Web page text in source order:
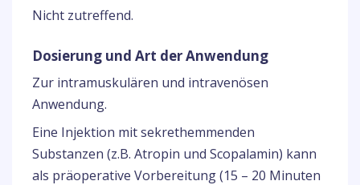
Nicht zutreffend.
Dosierung und Art der Anwendung
Zur intramuskulären und intravenösen
Anwendung.
Eine Injektion mit sekrethemmenden
Substanzen (z.B. Atropin und Scopalamin) kann
als präoperative Vorbereitung (15 – 20 Minuten